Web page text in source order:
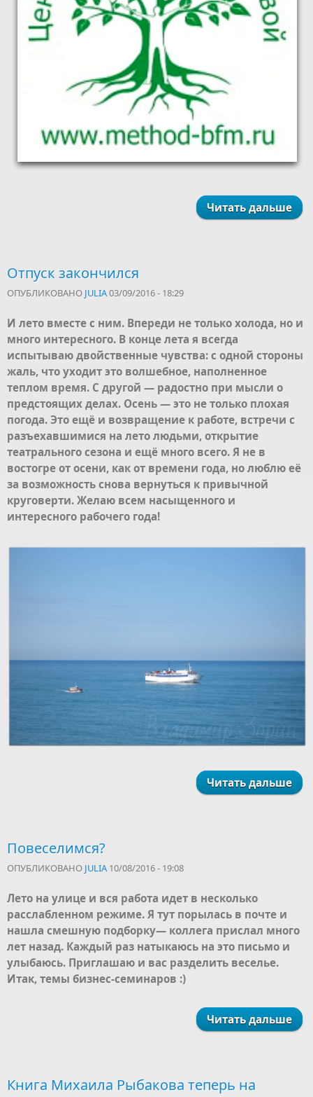
Читать дальше
Отпуск закончился
ОПУБЛИКОВАНО JULIA03/09/2016 - 18:29
И лето вместе с ним. Впереди не только холода, но и
много интересного. В конце лета я всегда
испытываю двойственные чувства: с одной стороны
жаль, что уходит это волшебное, наполненное
теплом время. С другой — радостно при мысли о
предстоящих делах. Осень — это не только плохая
погода. Это ещё и возвращение к работе, встречи с
разъехавшимися на лето людьми, открытие
театрального сезона и ещё много всего. Я не в
востогре от осени, как от времени года, но люблю её
за возможность снова вернуться к привычной
круговерти. Желаю всем насыщенного и
интересного рабочего года!
Читать дальше
Повеселимся?
ОПУБЛИКОВАНО JULIA 10/08/2016 - 19:08
Лето на улице и вся работа идет в несколько
расслабленном режиме. Я тут порылась в почте и
нашла смешную подборку— коллега прислал много
лет назад. Каждый раз натыкаюсь на это письмо и
улыбаюсь. Приглашаю и вас разделить веселье.
Итак, темы бизнес-семинаров :)
Читать дальше
Книга Михаила Рыбакова теперь на